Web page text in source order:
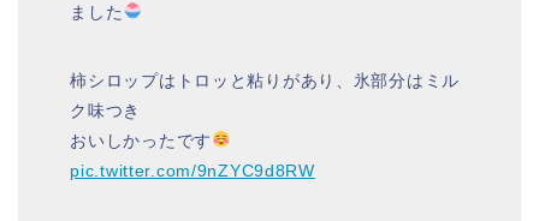
ました
柿シロップはトロッと粘りがあり、氷部分はミル
ク味つき
おいしかったです
pic.twitter.com/9nZYC9d8RW